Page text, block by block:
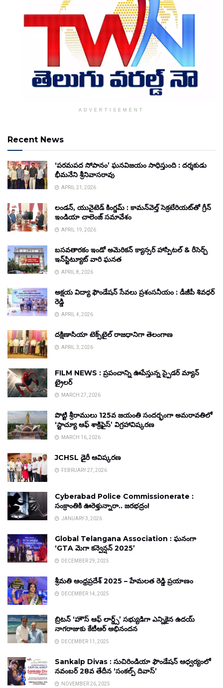
ADVERTISEMENT
Recent News
‘పరమపద సోపానం’ ఘనవిజయం సాధిస్తుంది : దర్శకుడు
భీమనేని శ్రీనివాసరావు
APRIL 21, 2026
లండన్, యునైటెడ్ కింగ్డమ్ : కామన్‌వెల్త్ సెక్రటేరియట్‌తో గ్రీన్
ఇండియా చాలెంజ్ సమావేశం
APRIL 19, 2026
బసవతారకం ఇండో అమెరికన్ క్యాన్సర్ హాస్పిటల్ & రీసెర్చ్
ఇన్‌స్టిట్యూట్ వారి ఘనత
APRIL 8, 2026
అక్షయ విద్యా ఫౌండేషన్ సేవలు ప్రశంసనీయం : డీజీపీ శివధర్
రెడ్డి
APRIL 4, 2026
దక్షిణాసియా టెక్స్‌టైల్ రాజధానిగా తెలంగాణ
APRIL 3, 2026
FILM NEWS : ప్రపంచాన్ని ఊపేస్తున్న స్పైడర్ మ్యాన్
ట్రైలర్
MARCH 27, 2026
పొట్టి శ్రీరాములు 125వ జయంతి సందర్భంగా అమరావతిలో
‘స్టాచ్యూ ఆఫ్ శాక్రిఫైస్’ విగ్రహావిష్కరణ
MARCH 16, 2026
JCHSL డైరీ ఆవిష్కరణ
FEBRUARY 27, 2026
Cyberabad Police Commissionerate :
సంక్రాంతికి ఊరెళ్తున్నారా.. జరభద్రం!
JANUARY 3, 2026
Global Telangana Association : ఘనంగా
‘GTA మెగా కన్వెన్షన్ 2025’
DECEMBER 29, 2025
శ్రీమతి ఆంధ్రప్రదేశ్ 2025 – హేమలత రెడ్డి ప్రయాణం
DECEMBER 14, 2025
బ్రిటన్ ‘హౌస్ ఆఫ్ లార్డ్స్’ సభ్యుడిగా ఎన్నికైన ఉదయ్
నాగరాజుకు కేటీఆర్ అభినందన
DECEMBER 11, 2025
Sankalp Divas : సుచిరిండియా ఫౌండేషన్ ఆధ్వర్యంలో
నవంబర్ 28వ తేదీన ‘సంకల్ప్ దివాస్’
NOVEMBER 26, 2025